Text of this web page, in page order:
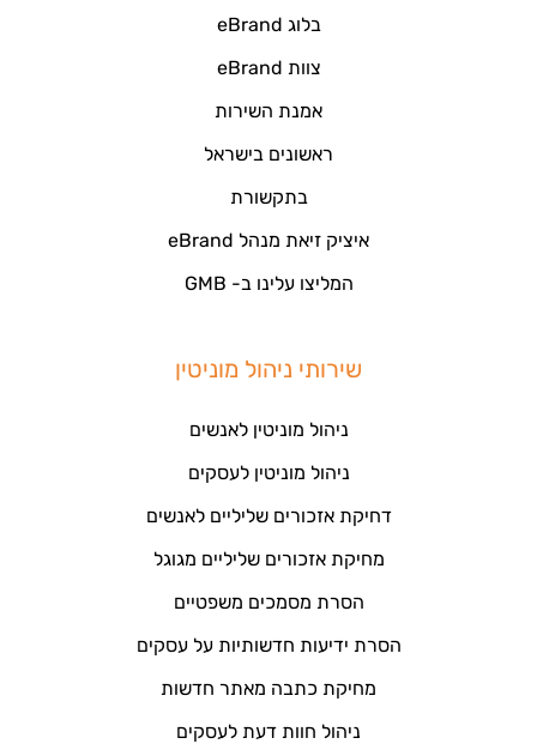
בלוג eBrand
צוות eBrand
אמנת השירות
ראשונים בישראל
בתקשורת
איציק זיאת מנהל eBrand
המליצו עלינו ב- GMB
שירותי ניהול מוניטין
ניהול מוניטין לאנשים
ניהול מוניטין לעסקים
דחיקת אזכורים שליליים לאנשים
מחיקת אזכורים שליליים מגוגל
הסרת מסמכים משפטיים
הסרת ידיעות חדשותיות על עסקים
מחיקת כתבה מאתר חדשות
ניהול חוות דעת לעסקים